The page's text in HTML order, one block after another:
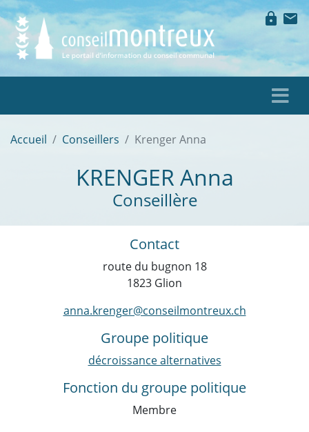
lock mail
Accueil Conseillers Krenger Anna
KRENGER Anna
Conseillère
Contact
route du bugnon 18
1823 Glion
anna.krenger@conseilmontreux.ch
Groupe politique
décroissance alternatives
Fonction du groupe politique
Membre